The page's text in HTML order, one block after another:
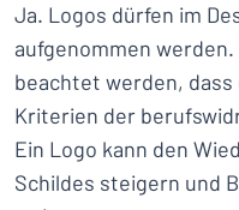
Ja. Logos dürfen im
aufgenommen
beachtet werden,
Kriterien der
Ein Logo kann den
Schildes steigern und